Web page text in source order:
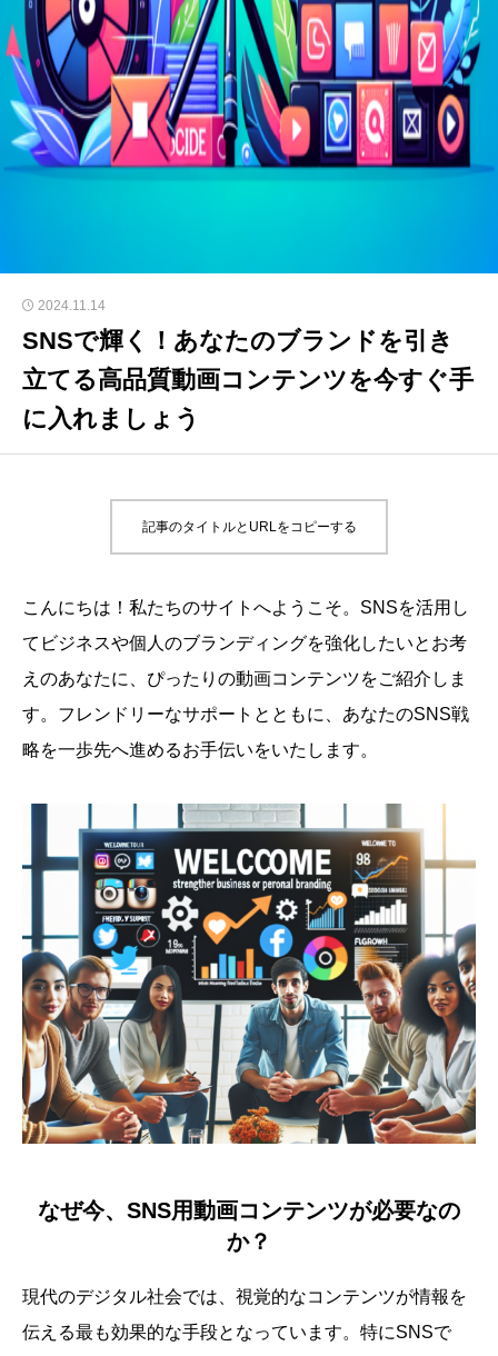
2024.11.14
SNSで輝く！あなたのブランドを引き
立てる高品質動画コンテンツを今すぐ手
に入れましょう
記事のタイトルとURLをコピーする
こんにちは！私たちのサイトへようこそ。SNSを活用し
てビジネスや個人のブランディングを強化したいとお考
えのあなたに、ぴったりの動画コンテンツをご紹介しま
す。フレンドリーなサポートとともに、あなたのSNS戦
略を一歩先へ進めるお手伝いをいたします。
なぜ今、SNS用動画コンテンツが必要なの
か？
現代のデジタル社会では、視覚的なコンテンツが情報を
伝える最も効果的な手段となっています。特にSNSで